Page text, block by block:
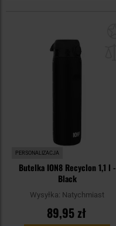
PERSONALIZACJA
Butelka ION8 Recyclon 1,1 l -
Black
Wysyłka: Natychmiast
89,95 zł